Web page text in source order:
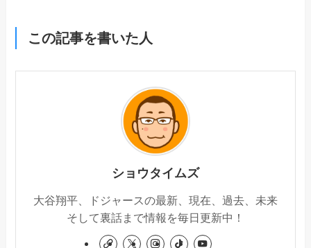
この記事を書いた人
ショウタイムズ
大谷翔平、ドジャースの最新、現在、過去、未来
そして裏話まで情報を毎日更新中！